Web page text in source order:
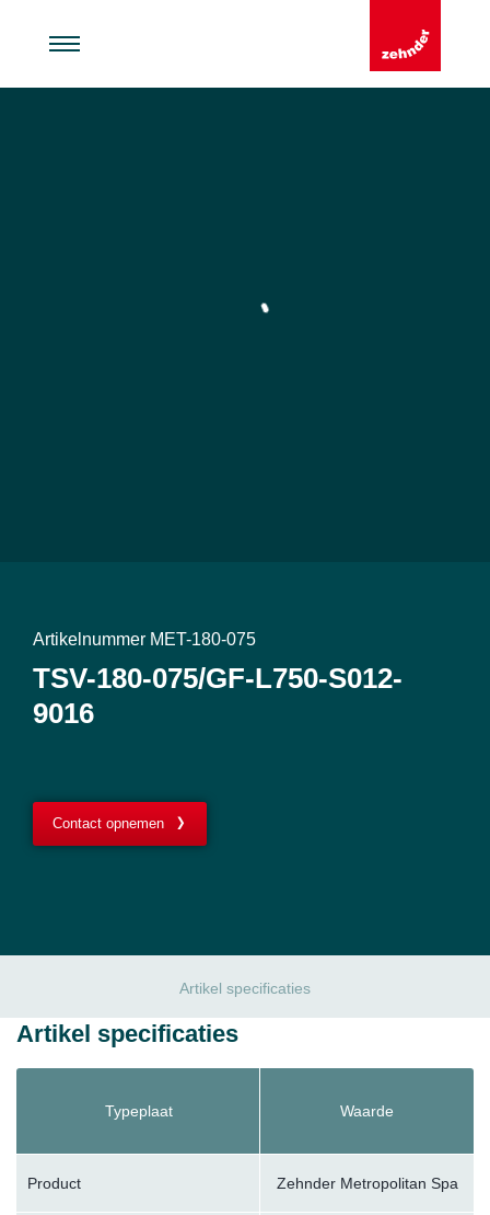
Artikelnummer MET-180-075
TSV-180-075/GF-L750-S012-
9016
Contact opnemen
Artikel specificaties
Artikel specificaties
Typeplaat Waarde
Product Zehnder Metropolitan Spa